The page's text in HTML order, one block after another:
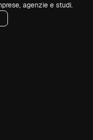
agenzie e studi.